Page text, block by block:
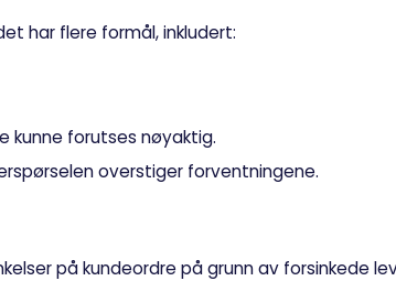
har flere formål, inkludert:
kunne forutses nøyaktig.
overstiger forventningene.
på kundeordre på grunn av forsinkede